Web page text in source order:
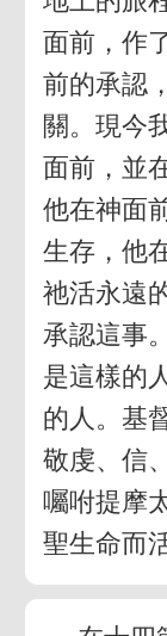
面前，作
前的承認
關。現今
面前，並
他在神面
生存，他
祂活永遠
承認這事
是這樣的
的人。基
敬虔、信
囑咐提摩
聖生命而